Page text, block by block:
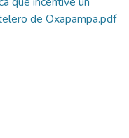
de Oxapampa.pdf